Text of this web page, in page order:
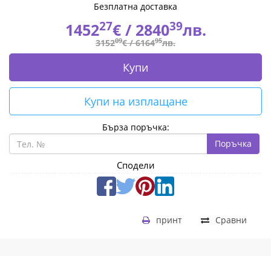
Безплатна доставка
145227€ / 284039лв.
315209€ /616495лв.
Купи
Купи на изплащане
Бърза поръчка:
Поръчка
Сподели
Сравни
принт